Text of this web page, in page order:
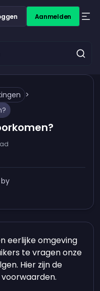
Aanmelden
>
by
eerlijke omgeving
te vragen onze
Hier zijn de